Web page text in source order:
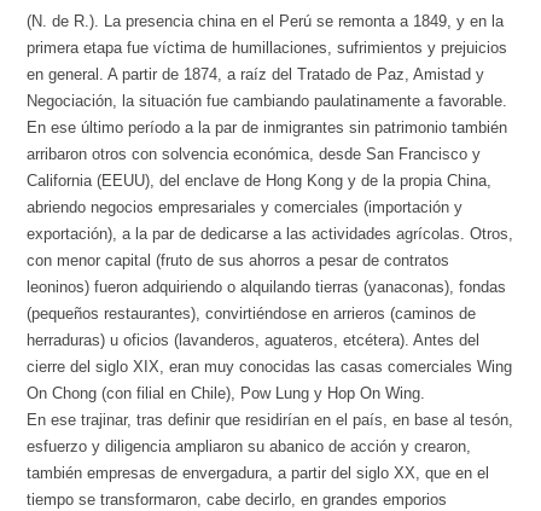
(N. de R.). La presencia china en el Perú se remonta a 1849, y en la
primera etapa fue víctima de humillaciones, sufrimientos y prejuicios
en general. A partir de 1874, a raíz del Tratado de Paz, Amistad y
Negociación, la situación fue cambiando paulatinamente a favorable.
En ese último período a la par de inmigrantes sin patrimonio también
arribaron otros con solvencia económica, desde San Francisco y
California (EEUU), del enclave de Hong Kong y de la propia China,
abriendo negocios empresariales y comerciales (importación y
exportación), a la par de dedicarse a las actividades agrícolas. Otros,
con menor capital (fruto de sus ahorros a pesar de contratos
leoninos) fueron adquiriendo o alquilando tierras (yanaconas), fondas
(pequeños restaurantes), convirtiéndose en arrieros (caminos de
herraduras) u oficios (lavanderos, aguateros, etcétera). Antes del
cierre del siglo XIX, eran muy conocidas las casas comerciales Wing
On Chong (con filial en Chile), Pow Lung y Hop On Wing.
En ese trajinar, tras definir que residirían en el país, en base al tesón,
esfuerzo y diligencia ampliaron su abanico de acción y crearon,
también empresas de envergadura, a partir del siglo XX, que en el
tiempo se transformaron, cabe decirlo, en grandes emporios